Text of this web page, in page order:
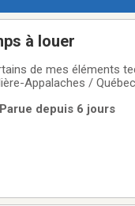
à louer
de mes éléments
depuis 6 jours